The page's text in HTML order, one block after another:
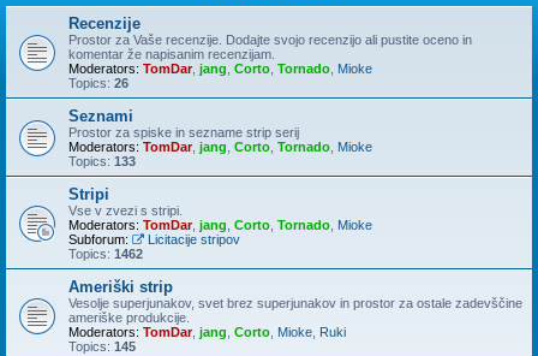
r
Recenzije
Prostor za Vaše recenzije. Dodajte svojo recenzijo ali pustite oceno in
komentar že napisanim recenzijam.
Moderators: TomDar, jang Corto Tornado Mioke
Topics: 26
Seznami
Prostor za spiske in sezname strip serij
Moderators: TomDar, jang Corto Tornado Mioke
Topics: 133
Stripi
Vse v zvezi s stripi.
Moderators: TomDar, jang Corto Tornado Mioke
Subforum:
Licitacije stripov
Topics: 1462
Ameriški strip
Vesolje superjunakov, svet brez superjunakov in prostor za ostale zadevščine
ameriške produkcije.
Moderators: TomDar, jang Corto Mioke Ruki
Topics: 145